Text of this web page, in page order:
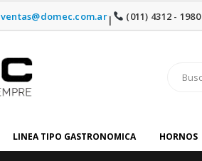
ventas@domec.com.ar| (011) 4312 - 1980
LINEA TIPO GASTRONOMICA HORNOS